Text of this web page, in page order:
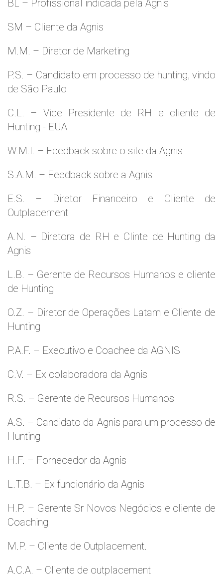
BL – Profissional indicada pela Agnis
SM – Cliente da Agnis
M.M. – Diretor de Marketing
P.S. – Candidato em processo de hunting, vindo
de São Paulo
C.L. – Vice Presidente de RH e cliente de
Hunting - EUA
W.M.l. – Feedback sobre o site da Agnis
S.A.M. – Feedback sobre a Agnis
E.S. – Diretor Financeiro e Cliente de
Outplacement
A.N. – Diretora de RH e Clinte de Hunting da
Agnis
L.B. – Gerente de Recursos Humanos e cliente
de Hunting
O.Z. – Diretor de Operações Latam e Cliente de
Hunting
P.A.F. – Executivo e Coachee da AGNIS
C.V. – Ex colaboradora da Agnis
R.S. – Gerente de Recursos Humanos
A.S. – Candidato da Agnis para um processo de
Hunting
H.F. – Fornecedor da Agnis
L.T.B. – Ex funcionário da Agnis
H.P. – Gerente Sr Novos Negócios e cliente de
Coaching
M.P. – Cliente de Outplacement.
A.C.A. – Cliente de outplacement